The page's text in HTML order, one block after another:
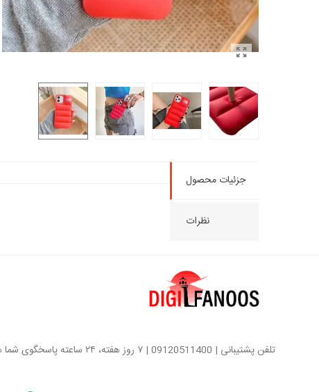
جزئیات محصول
نظرات
تلفن پشتیبانی | 09120511400 | ۷ روز هفته، ۲۴ ساعته پاسخگوی شما هستیم